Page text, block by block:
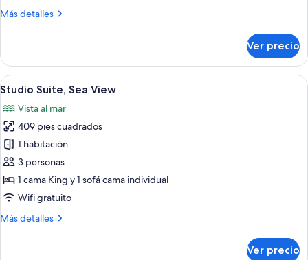
Más detalles
Más
Suite
Ver precio
Abrir
todas
las
fotos
de
Studio
Suite,
Sea
Habitación de hotel con una cama
6
Studio Suite, Sea View
Vista al mar
409 pies cuadrados
1 habitación
3 personas
1 cama King y 1 sofá cama individual
Wifi gratuito
Más detalles
Más
Ver precio